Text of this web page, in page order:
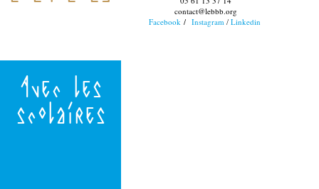
contact@lebbb.org
Facebook / Instagram / Linkedin
Avec les
scolaires